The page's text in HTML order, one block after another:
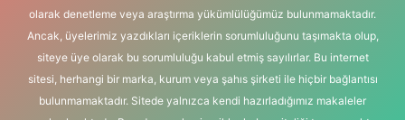
olarak denetleme veya araştırma yükümlülüğümüz bulunmamaktadır.
Ancak, üyelerimiz yazdıkları içeriklerin sorumluluğunu taşımakta olup,
siteye üye olarak bu sorumluluğu kabul etmiş sayılırlar. Bu internet
sitesi, herhangi bir marka, kurum veya şahıs şirketi ile hiçbir bağlantısı
bulunmamaktadır. Sitede yalnızca kendi hazırladığımız makaleler